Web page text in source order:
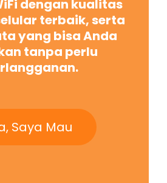
dengan kualitas
terbaik, serta
yang bisa Anda
tanpa perlu
Saya Mau